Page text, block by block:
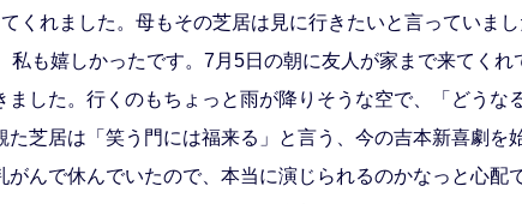
くれました。母もその芝居は見に行きたいと言っていまし
も嬉しかったです。7月5日の朝に友人が家まで来てくれ
した。行くのもちょっと雨が降りそうな空で、「どうな
芝居は「笑う門には福来る」と言う、今の吉本新喜劇を
んで休んでいたので、本当に演じられるのかなっと心配